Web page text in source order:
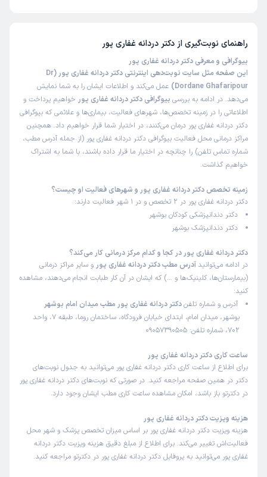
راهنمای نوبت‌گیری از دکتر دردانه غفاری پور
بیوگرافی و معرفی دکتر دردانه غفاری پور
این صفحه مثل سایت نوبت‌دهی اینترنتی دکتر دردانه غفاری پور (Dr
Dordane Ghafaripour)
عمل می‌کند و اطلاعات ایشان را به شما نمایش
می‌دهد. در ادامه به بررسی بیوگرافی دکتر دردانه غفاری پور خواهیم پرداخت و
اطلاعاتی را در زمینه تخصص‌ها، شهرهای فعالیت، بیماری‌ها و علائمی که بیوگرافی
دکتر دردانه غفاری پور درمان می‌کنند، در اختیار شما قرار خواهیم داد. همچنین
مراکز درمانی محل فعالیت بیوگرافی دکتر دردانه غفاری پور (از جمله آدرس مطب،
شماره تماس تلفن) را چنانچه در اختیار ما قرار داده باشند، با شما به اشتراک
خواهیم گذاشت.
زمینه تخصص دکتر دردانه غفاری پور و شهرهای فعالیت او چیست؟
دکتر دردانه غفاری پور در 2 تخصص و در 1 شهر فعالیت دارند:
دکتر دندانپزشکی کودکان بوشهر
دکتر دندانپزشک بوشهر
دکتر دردانه غفاری پور در کجا و کدام مرکز درمانی کار می‌کند؟
در ادامه می‌توانید آدرس مطب دکتر دردانه غفاری پور و سایر مراکز درمانی
(بیمارستان‌ها، کلینیک‌ها و …) که ایشان در آن کار طبابت انجام می‌دهند، مشاهده
کنید:
آدرس و شماره تلفندکتر دردانه غفاری پور مطب میدان امام بوشهر
بوشهر، میدان امام، ابتدای خیابان فرودگاه، ساختمان روما، طبقه 7، واحد
702، شماره تلفن: 09057390505
ساعت کاری دکتر دردانه غفاری پور
برای اطلاع از ساعت کاری دکتر دردانه غفاری پور می‌توانید به جدول نوبت‌های
دکتر در همین صفحه مراجعه کنید. در صورتی که نوبت‌های دکتر دردانه غفاری پور
در دکترتو باز باشد، امکان مشاهده ساعت کاری مطب ایشان وجود دارد.
هزینه ویزیت دکتر دردانه غفاری پور
هزینه ویزیت دکتر دردانه غفاری پور بر اساس میزان تخصص پزشک و شهر محل
فعالیت‌اش تغییر می‌کند. برای اطلاع از مبلغ دقیق هزینه ویزیت دکتر دردانه
غفاری پور می‌توانید به پروفایل دکتر دردانه غفاری پور در دکترتو مراجعه کنید.